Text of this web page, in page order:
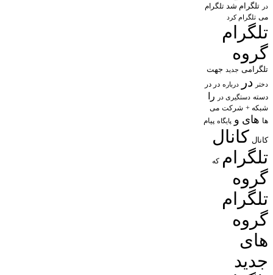
در تلگرام شد تلگرام
می تلگرام کرد
تلگرام
گروه
تلگرامی جدید جهت
دختر در درباره در در
دسته دستگیری در را
شبکه + شرکت می
ها های و پایگاه پیام
کانال کانال
تلگرام که
گروه
تلگرام
گروه
های
جدید